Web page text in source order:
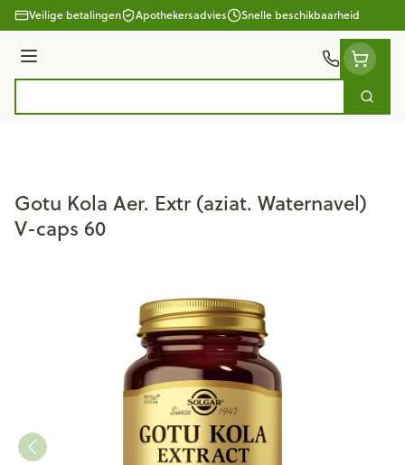
Ga naar de inhoud
Veilige betalingen Apothekersadvies Snelle beschikbaarheid
Menu
Zoek
Gotu Kola Aer. Extr (aziat. Waternavel)
V-caps 60